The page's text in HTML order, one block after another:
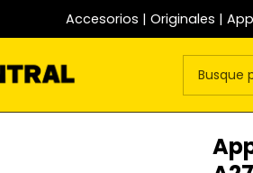
Accesorios | Originales |